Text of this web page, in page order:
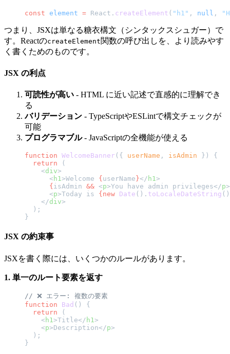
const element = React. createElement ( "h1" , null ,
つまり、JSXは単なる糖衣構文（シンタックスシュガー）で
す。ReactのcreateElement関数の呼び出しを、より読みやす
く書くためのものです。
JSX の利点
可読性が高い - HTML に近い記述で直感的に理解でき
る
バリデーション - TypeScriptやESLintで構文チェックが
可能
プログラマブル- JavaScriptの全機能が使える
function WelcomeBanner ({ userName , isAdmin }) {
  return
(
    <
div>
      <
h1>Welcome { userName }</ h1>
      {
isAdmin && <p>You have admin privileges</p>
      <
p>Today is {new Date (). toLocaleDateString ()
    </
div>
  );
}
JSX の約束事
JSXを書く際には、いくつかのルールがあります。
1. 単一のルート要素を返す
// ❌ エラー: 複数の要素
function Bad () {
  return
(
    <
h1 >Title</ h1 >
    <
p>Description</p>
  );
}